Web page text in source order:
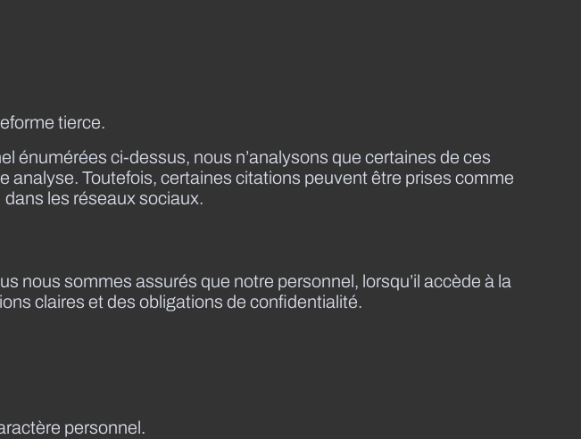
tierce.
énumérées ci-dessus, nous n’analysons que certaines de ces
Toutefois, certaines citations peuvent être prises comme
dans les réseaux sociaux.
nous sommes assurés que notre personnel, lorsqu’il accède à la
claires et des obligations de confidentialité.
personnel.